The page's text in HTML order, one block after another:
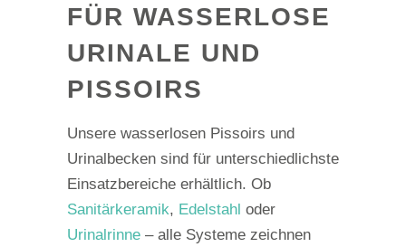
FÜR WASSERLOSE
URINALE UND
PISSOIRS
Unsere wasserlosen Pissoirs und
Urinalbecken sind für unterschiedlichste
Einsatzbereiche erhältlich. Ob
Sanitärkeramik, Edelstahl oder
Urinalrinne – alle Systeme zeichnen